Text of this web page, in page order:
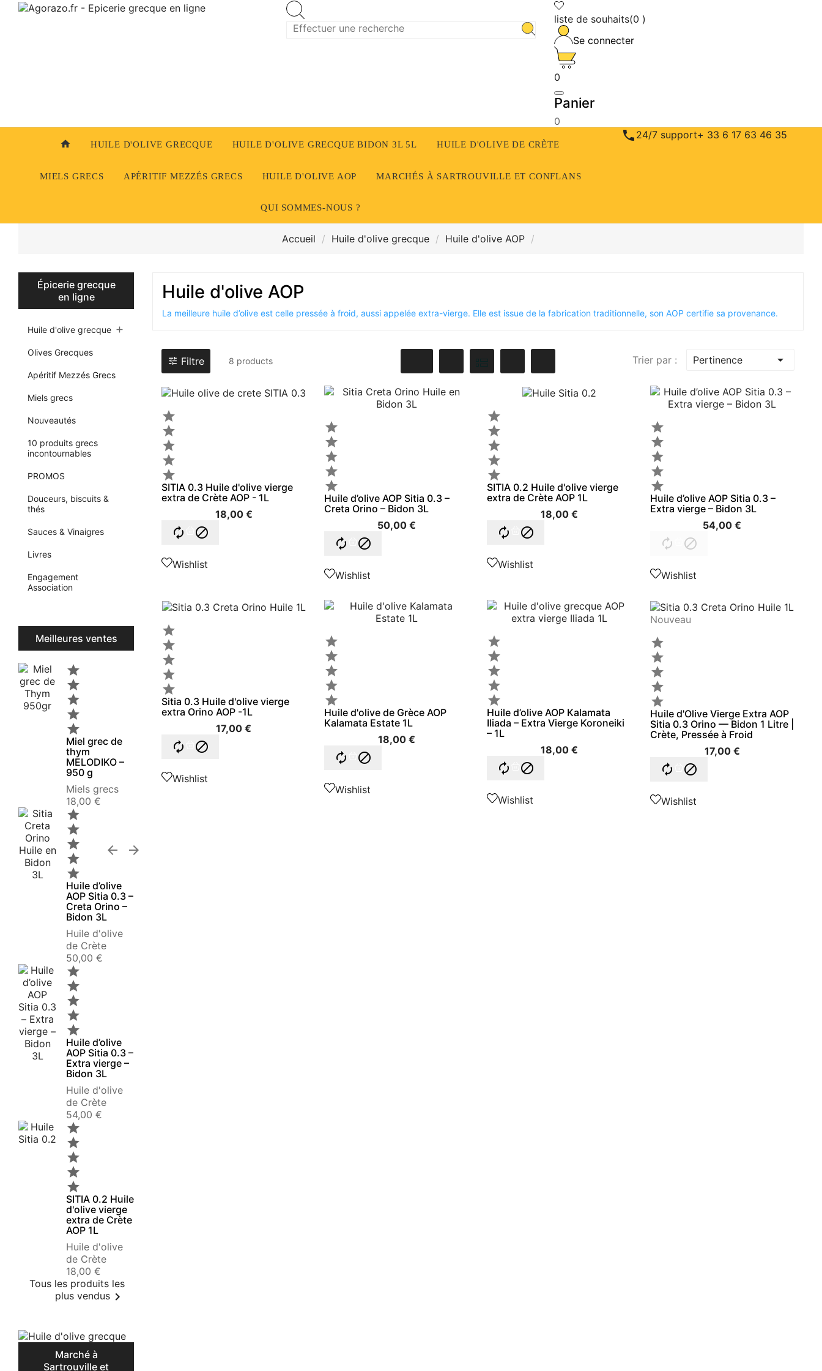
liste de souhaits(0 )
Se connecter
0
Panier
0
home HUILE D'OLIVE GRECQUE HUILE D'OLIVE GRECQUE BIDON 3L 5L HUILE D'OLIVE DE CRÈTE
MIELS GRECS APÉRITIF MEZZÉS GRECS HUILE D'OLIVE AOP MARCHÉS À SARTROUVILLE ET CONFLANS
QUI SOMMES‑NOUS ?
 24/7 support+ 33 6 17 63 46 35
Accueil Huile d'olive grecque Huile d'olive AOP
Épicerie grecque
en ligne
Huile d'olive grecque 
Olives Grecques
Apéritif Mezzés Grecs
Miels grecs
Nouveautés
10 produits grecs
incontournables
PROMOS
Douceurs, biscuits &
thés
Sauces & Vinaigres
Livres
Engagement
Association
Meilleures ventes





Miel grec de
thym
MELODIKO –
950 g
Miels grecs
18,00 €Prix





Huile d’olive
AOP Sitia 0.3 –
Creta Orino –
Bidon 3L
Huile d'olive
de Crète
50,00 €Prix





Huile d’olive
AOP Sitia 0.3 –
Extra vierge –
Bidon 3L
Huile d'olive
de Crète
54,00 €Prix





SITIA 0.2 Huile
d'olive vierge
extra de Crète
AOP 1L
Huile d'olive
de Crète
18,00 €Prix
Tous les produits les
plus vendus 
Marché à
Sartrouville et
 
Huile d'olive AOP
La meilleure huile d’olive est celle pressée à froid, aussi appelée extra-vierge. Elle est issue de la fabrication traditionnelle, son AOP certifie sa provenance.
 Filtre 8 products Trier par : Pertinence 





SITIA 0.3 Huile d'olive vierge
extra de Crète AOP - 1L
18,00 €
 
Wishlist





Huile d’olive AOP Sitia 0.3 –
Creta Orino – Bidon 3L
50,00 €
 
Wishlist





SITIA 0.2 Huile d'olive vierge
extra de Crète AOP 1L
18,00 €
 
Wishlist





Huile d’olive AOP Sitia 0.3 –
Extra vierge – Bidon 3L
54,00 €
 
Wishlist





Sitia 0.3 Huile d'olive vierge
extra Orino AOP -1L
17,00 €
 
Wishlist





Huile d'olive de Grèce AOP
Kalamata Estate 1L
18,00 €
 
Wishlist





Huile d’olive AOP Kalamata
Iliada – Extra Vierge Koroneiki
– 1L
18,00 €
 
Wishlist
Nouveau





Huile d'Olive Vierge Extra AOP
Sitia 0.3 Orino — Bidon 1 Litre |
Crète, Pressée à Froid
17,00 €
 
Wishlist